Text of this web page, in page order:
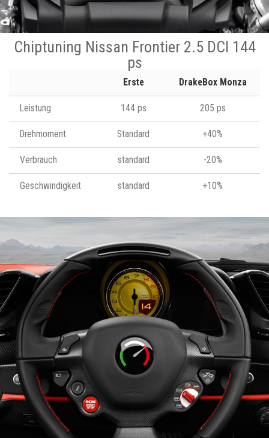
Chiptuning Nissan Frontier 2.5 DCI 144
ps
Erste DrakeBox Monza
Leistung 144 ps 205 ps
Drehmoment Standard +40%
Verbrauch standard -20%
Geschwindigkeit standard +10%